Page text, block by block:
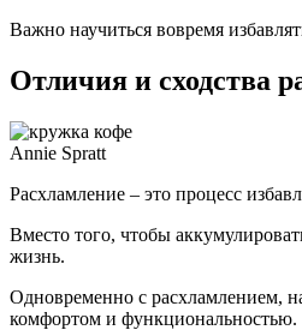
Важно научиться вовремя
Отличия и сходства
Annie Spratt
Расхламление – это процесс
Вместо того, чтобы
жизнь.
Одновременно с расхламлением,
комфортом и функциональностью.